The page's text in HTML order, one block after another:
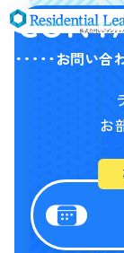
お問い合
お